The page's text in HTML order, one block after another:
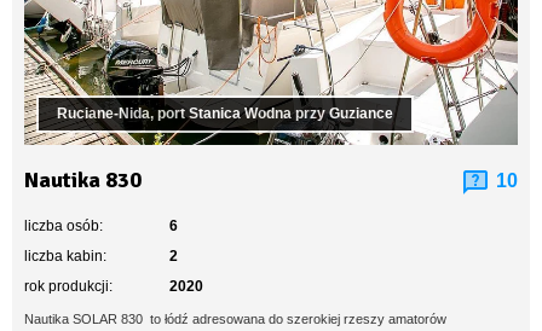
Ruciane-Nida, port Stanica Wodna przy Guziance
Nautika 830 10
liczba osób:
6
liczba kabin:
2
rok produkcji:
2020
Nautika SOLAR 830 to łódź adresowana do szerokiej rzeszy amatorów